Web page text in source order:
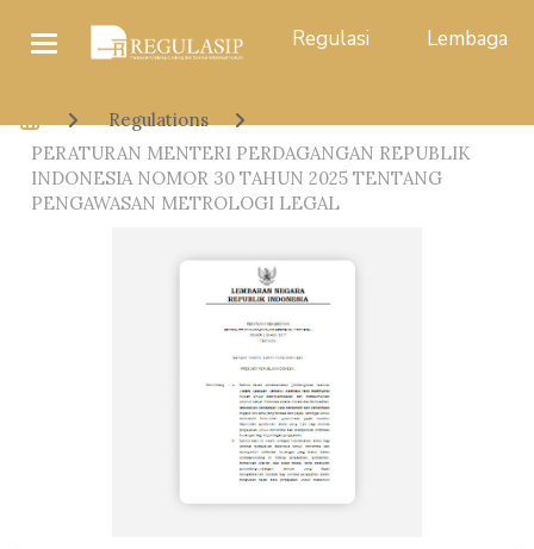
Regulasi Lembaga
Regulations
PERATURAN MENTERI PERDAGANGAN REPUBLIK
INDONESIA NOMOR 30 TAHUN 2025 TENTANG
PENGAWASAN METROLOGI LEGAL